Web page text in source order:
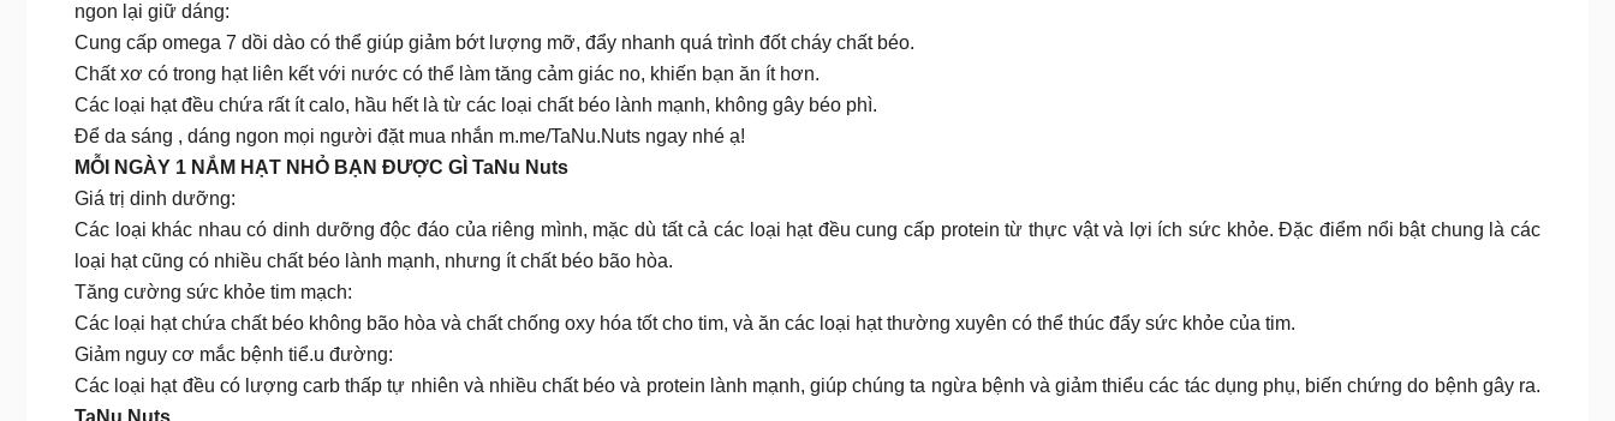
ngon lại giữ dáng:
Cung cấp omega 7 dồi dào có thể giúp giảm bớt lượng mỡ, đẩy nhanh quá trình đốt cháy chất béo.
Chất xơ có trong hạt liên kết với nước có thể làm tăng cảm giác no, khiến bạn ăn ít hơn.
Các loại hạt đều chứa rất ít calo, hầu hết là từ các loại chất béo lành mạnh, không gây béo phì.
Để da sáng , dáng ngon mọi người đặt mua nhắn m.me/TaNu.Nuts ngay nhé ạ!
MỖI NGÀY 1 NẮM HẠT NHỎ BẠN ĐƯỢC GÌ TaNu Nuts
Giá trị dinh dưỡng:
Các loại khác nhau có dinh dưỡng độc đáo của riêng mình, mặc dù tất cả các loại hạt đều cung cấp protein từ thực vật và lợi ích sức khỏe. Đặc điểm nổi bật chung là các
loại hạt cũng có nhiều chất béo lành mạnh, nhưng ít chất béo bão hòa.
Tăng cường sức khỏe tim mạch:
Các loại hạt chứa chất béo không bão hòa và chất chống oxy hóa tốt cho tim, và ăn các loại hạt thường xuyên có thể thúc đẩy sức khỏe của tim.
Giảm nguy cơ mắc bệnh tiể.u đường:
Các loại hạt đều có lượng carb thấp tự nhiên và nhiều chất béo và protein lành mạnh, giúp chúng ta ngừa bệnh và giảm thiểu các tác dụng phụ, biến chứng do bệnh gây ra.